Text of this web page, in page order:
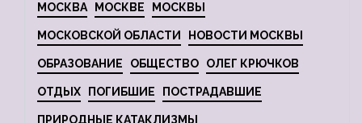
МОСКВА МОСКВЕ МОСКВЫ
МОСКОВСКОЙ ОБЛАСТИ НОВОСТИ МОСКВЫ
ОБРАЗОВАНИЕ ОБЩЕСТВО ОЛЕГ КРЮЧКОВ
ОТДЫХ ПОГИБШИЕ ПОСТРАДАВШИЕ
ПРИРОДНЫЕ КАТАКЛИЗМЫ